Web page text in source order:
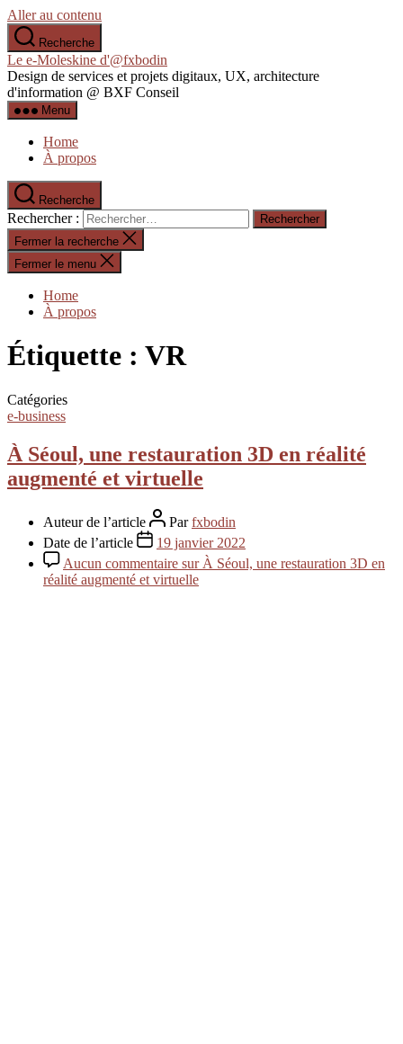
Aller au contenu
Recherche
Le e-Moleskine d'@fxbodin
Design de services et projets digitaux, UX, architecture
d'information @ BXF Conseil
Menu
Home
À propos
Recherche
Rechercher :
Fermer la recherche
Fermer le menu
Home
À propos
Étiquette : VR
Catégories
e-business
À Séoul, une restauration 3D en réalité
augmenté et virtuelle
Auteur de l’article Parfxbodin
Date de l’article
19 janvier 2022
Aucun commentaire sur À Séoul, une restauration 3D en
réalité augmenté et virtuelle